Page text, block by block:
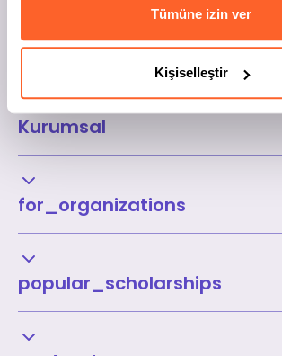
Tümüne izin ver
Kişiselleştir
Kurumsal
for_organizations
popular_scholarships